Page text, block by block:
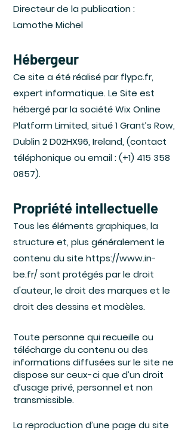
Directeur de la publication :
Lamothe Michel
Hébergeur
Ce site a été réalisé par flypc.fr,
expert informatique. Le Site est
hébergé par la société Wix Online
Platform Limited, situé 1 Grant’s Row,
Dublin 2 D02HX96, Ireland, (contact
téléphonique ou email : (+1) 415 358
0857).
Propriété intellectuelle
Tous les éléments graphiques, la
structure et, plus généralement le
contenu du site https://www.in-
be.fr/sont protégés par le droit
d'auteur, le droit des marques et le
droit des dessins et modèles.
Toute personne qui recueille ou
télécharge du contenu ou des
informations diffusées sur le site ne
dispose sur ceux-ci que d’un droit
d’usage privé, personnel et non
transmissible.
La reproduction d’une page du site